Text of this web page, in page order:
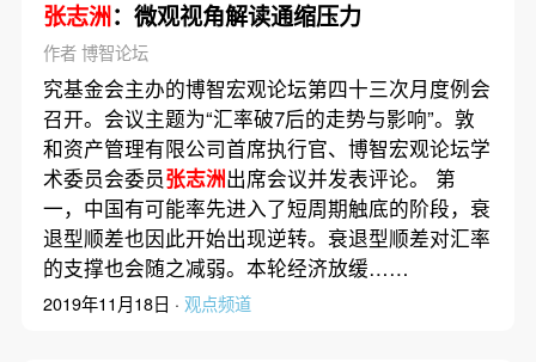
张志洲：微观视角解读通缩压力
作者 博智论坛
究基金会主办的博智宏观论坛第四十三次月度例会
召开。会议主题为“汇率破7后的走势与影响”。敦
和资产管理有限公司首席执行官、博智宏观论坛学
术委员会委员张志洲出席会议并发表评论。 第
一，中国有可能率先进入了短周期触底的阶段，衰
退型顺差也因此开始出现逆转。衰退型顺差对汇率
的支撑也会随之减弱。本轮经济放缓……
2019年11月18日 · 观点频道